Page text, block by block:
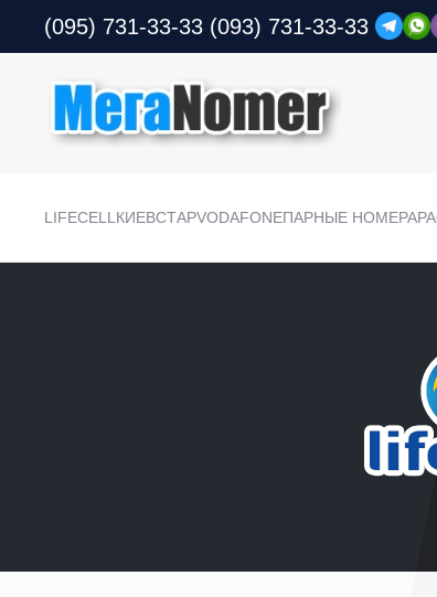
(095) 731-33-33 (093) 731-33-33
LIFECELL КИЕВСТАРVODAFONEПАРНЫЕ НОМЕРА